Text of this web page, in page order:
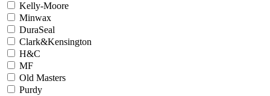
Kelly-Moore
Minwax
DuraSeal
Clark&Kensington
H&C
MF
Old Masters
Purdy